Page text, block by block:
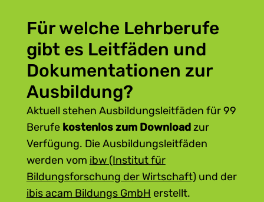
Für welche Lehrberufe
gibt es Leitfäden und
Dokumentationen zur
Ausbildung?
Aktuell stehen Ausbildungsleitfäden für 99
Berufe kostenlos zum Downloadzur
Verfügung. Die Ausbildungsleitfäden
werden vom ibw (Institut für
Bildungsforschung der Wirtschaft) und der
ibis acam Bildungs GmbH erstellt.